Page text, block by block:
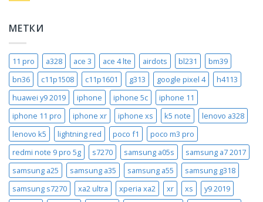
МЕТКИ
11 pro a328 ace 3 ace 4 lte airdots bl231
bm39
bn36
c11p1508 c11p1601 g313 google pixel 4
h4113
huawei y9 2019
iphone iphone 5c
iphone 11
iphone 11 pro
iphone xr iphone xs k5 note
lenovo a328
lenovo k5
lightning red poco f1
poco m3 pro
redmi note 9 pro 5g
s7270 samsung a05s
samsung a7 2017
samsung a25
samsung a35 samsung a55
samsung g318
samsung s7270
xa2 ultra xperia xa2 xr xs
y9 2019